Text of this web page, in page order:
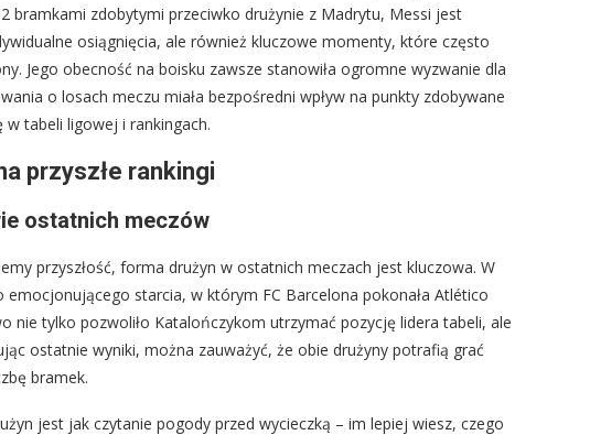
bramkami zdobytymi przeciwko drużynie z Madrytu, Messi jest
osiągnięcia, ale również kluczowe momenty, które często
Jego obecność na boisku zawsze stanowiła ogromne wyzwanie dla
o losach meczu miała bezpośredni wpływ na punkty zdobywane
tabeli ligowej i rankingach.
przyszłe rankingi
ostatnich meczów
przyszłość, forma drużyn w ostatnich meczach jest kluczowa. W
starcia, w którym FC Barcelona pokonała Atlético
nie tylko pozwoliło Katalończykom utrzymać pozycję lidera tabeli, ale
ostatnie wyniki, można zauważyć, że obie drużyny potrafią grać
bramek.
jest jak czytanie pogody przed wycieczką – im lepiej wiesz, czego